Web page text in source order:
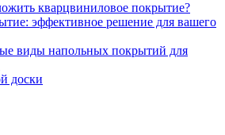
кварцвиниловое покрытие?
эффективное решение для вашего
виды напольных покрытий для
доски